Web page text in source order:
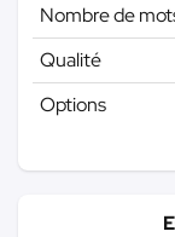
Nombre de
Qualité
Options